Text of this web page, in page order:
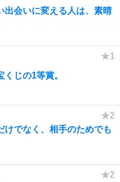
出会いに変える人は、素晴
じの1等賞。
けでなく、相手のためでも